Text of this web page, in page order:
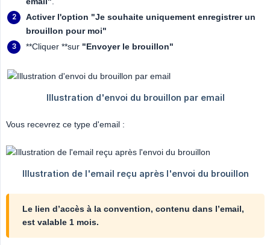
Activer l'option "Je souhaite uniquement enregistrer un
brouillon pour moi"
**Cliquer **sur "Envoyer le brouillon"
Vous recevrez ce type d'email :
Le lien d’accès à la convention, contenu dans l’email,
est valable 1 mois.